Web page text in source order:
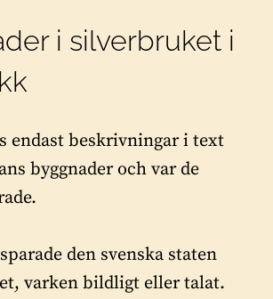
i silverbruket i
endast beskrivningar i text
byggnader och var de
den svenska staten
varken bildligt eller talat.